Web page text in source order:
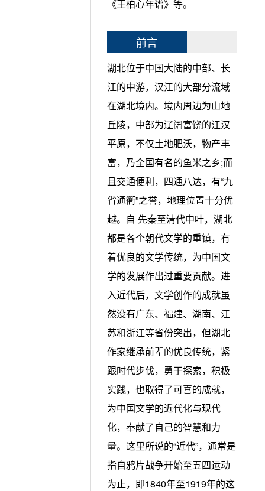
《王柏心年谱》等。
前言
湖北位于中国大陆的中部、长
江的中游，汉江的大部分流域
在湖北境内。境内周边为山地
丘陵，中部为辽阔富饶的江汉
平原，不仅土地肥沃，物产丰
富，乃全国有名的鱼米之乡;而
且交通便利，四通八达，有“九
省通衢”之誉，地理位置十分优
越。自 先秦至清代中叶，湖北
都是各个朝代文学的重镇，有
着优良的文学传统，为中国文
学的发展作出过重要贡献。进
入近代后，文学创作的成就虽
然没有广东、福建、湖南、江
苏和浙江等省份突出，但湖北
作家继承前辈的优良传统，紧
跟时代步伐，勇于探索，积极
实践，也取得了可喜的成就，
为中国文学的近代化与现代
化，奉献了自己的智慧和力
量。这里所说的“近代”，通常是
指自鸦片战争开始至五四运动
为止，即1840年至1919年的这